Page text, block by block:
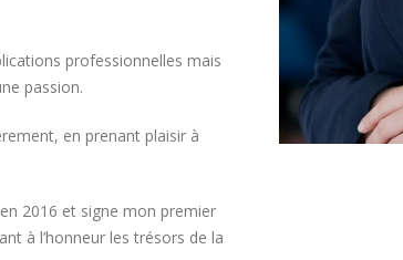
professionnelles mais
passion.
en prenant plaisir à
2016 et signe mon premier
à l’honneur les trésors de la